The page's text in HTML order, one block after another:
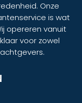
Onze
is wat
opereren vanuit
voor zowel